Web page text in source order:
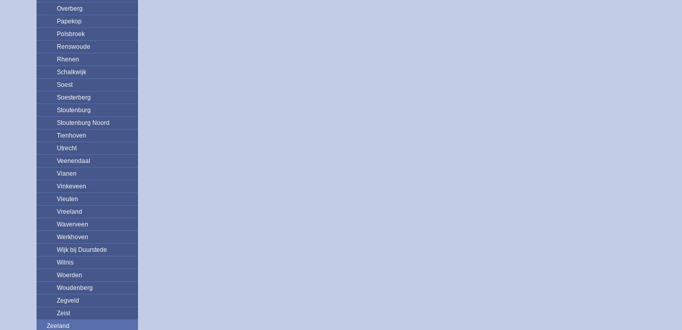
Overberg
Papekop
Polsbroek
Renswoude
Rhenen
Schalkwijk
Soest
Soesterberg
Stoutenburg
Stoutenburg Noord
Tienhoven
Utrecht
Veenendaal
Vianen
Vinkeveen
Vleuten
Vreeland
Waverveen
Werkhoven
Wijk bij Duurstede
Wilnis
Woerden
Woudenberg
Zegveld
Zeist
Zeeland